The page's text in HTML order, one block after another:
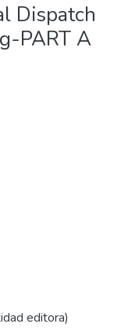
Dispatch
PART A
editora)